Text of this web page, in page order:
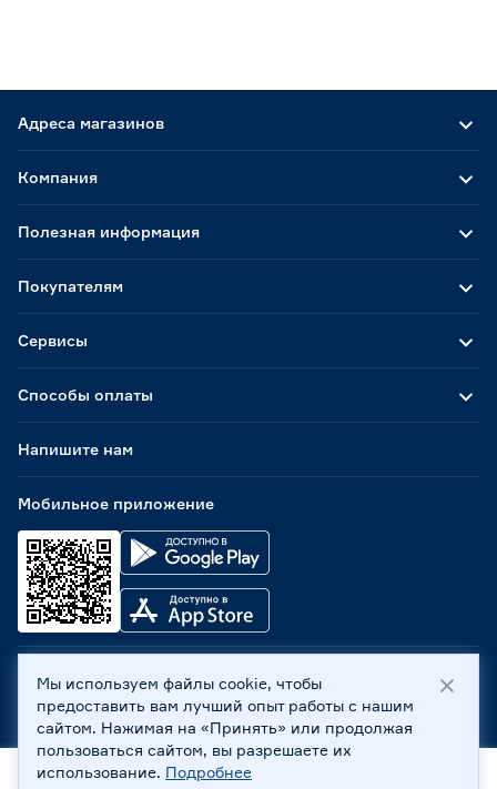
Адреса магазинов
Способы оплаты
Мобильное приложение
Компания
Полезная информация
Покупателям
Сервисы
Напишите нам
ООО «Бауцентр Рус» 2004 -2026, 236029, г. Калининград,
ул. А.Невского, 205. ИНН 7702596813, КПП 390601001 ©
Все права защищены
Политика обработки персональных данных
Правовая информация
Мы используем файлы cookie, чтобы
предоставить вам лучший опыт работы с нашим
сайтом. Нажимая на «Принять» или продолжая
пользоваться сайтом, вы разрешаете их
использование. Подробнее